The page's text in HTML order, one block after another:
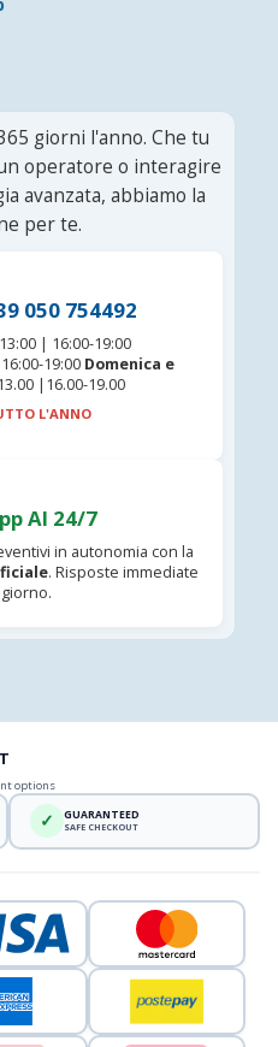
giorni l'anno. Che tu
operatore o interagire
avanzata, abbiamo la
per te.
050 754492
| 16:00-19:00
19:00 Domenica e
|16.00-19.00
L'ANNO
AI 24/7
in autonomia con la
. Risposte immediate
options
✓ GUARANTEED
SAFE CHECKOUT